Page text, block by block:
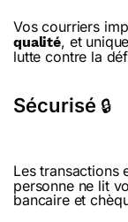
Vos courriers
qualité, et
lutte contre la
Sécurisé 🔒
Les transactions
personne ne lit
bancaire et